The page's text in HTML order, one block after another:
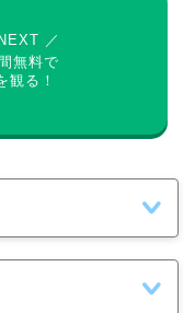
／
無料で
観る！